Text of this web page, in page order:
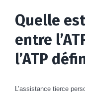
Quelle
entre
l’ATP
L’assistance tierce